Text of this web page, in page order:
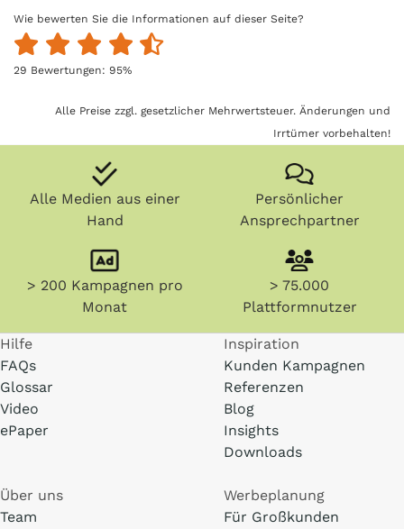
Wie bewerten Sie die Informationen auf dieser Seite?
29 Bewertungen: 95%
Alle Preise zzgl. gesetzlicher Mehrwertsteuer. Änderungen und
Irrtümer vorbehalten!
Alle Medien aus einer
Hand
Persönlicher
Ansprechpartner
> 200 Kampagnen pro
Monat
> 75.000
Plattformnutzer
Hilfe
FAQs
Glossar
Video
ePaper
Inspiration
Kunden Kampagnen
Referenzen
Blog
Insights
Downloads
Über uns
Team
Werbeplanung
Für Großkunden